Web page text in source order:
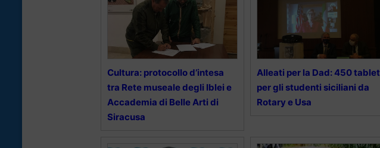
Cultura: protocollo d’intesa
tra Rete museale degli Iblei e
Accademia di Belle Arti di
Siracusa
Alleati per la Dad: 450 tablet
per gli studenti siciliani da
Rotary e Usa